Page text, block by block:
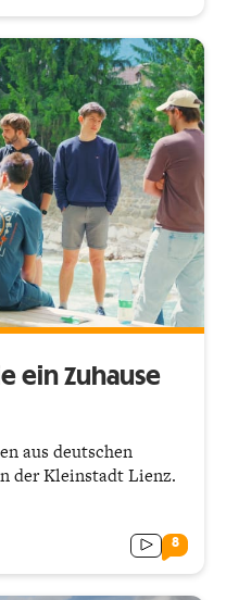
ein Zuhause
aus deutschen
der Kleinstadt Lienz.
8